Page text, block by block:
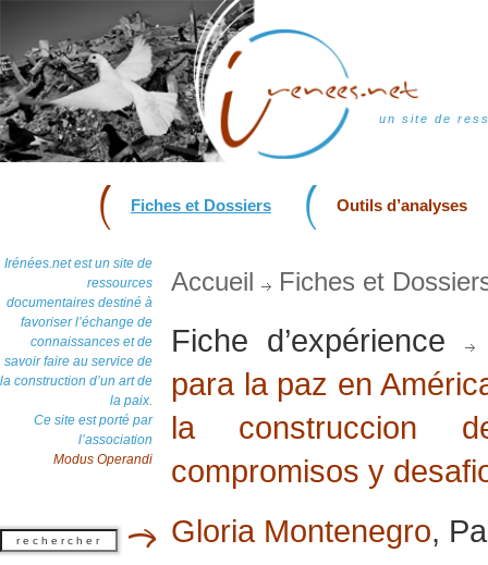
un site de
Fiches et Dossiers Outils d’analyses
Irénées.net est un site de
ressources
documentaires destiné à
favoriser l’échange de
connaissances et de
savoir faire au service de
la construction d’un art de
la paix.
Ce site est porté par
l’association
Modus Operandi
Accueil Fiches et
Fiche d’expérience
para la paz en
la construccion
compromisos y
Gloria Montenegro,